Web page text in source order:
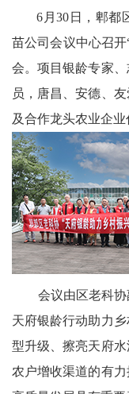
府
科
技
天
府
三
农
天
府
息
6月30日，郫都区
苗公司会议中心召
会。项目银龄专家
员，唐昌、安德、
及合作龙头农业企业
会议由区老科协
天府银龄行动助力
型升级、擦亮天府
农户增收渠道的有